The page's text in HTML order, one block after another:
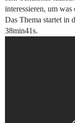
interessieren, um was
Das Thema startet in
38min41s.